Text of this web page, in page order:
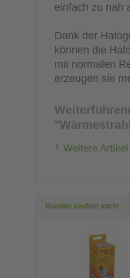
einfach zu nah
Dank der
können die
mit normalen
erzeugen sie
Weitere
Kunden kauften auch: